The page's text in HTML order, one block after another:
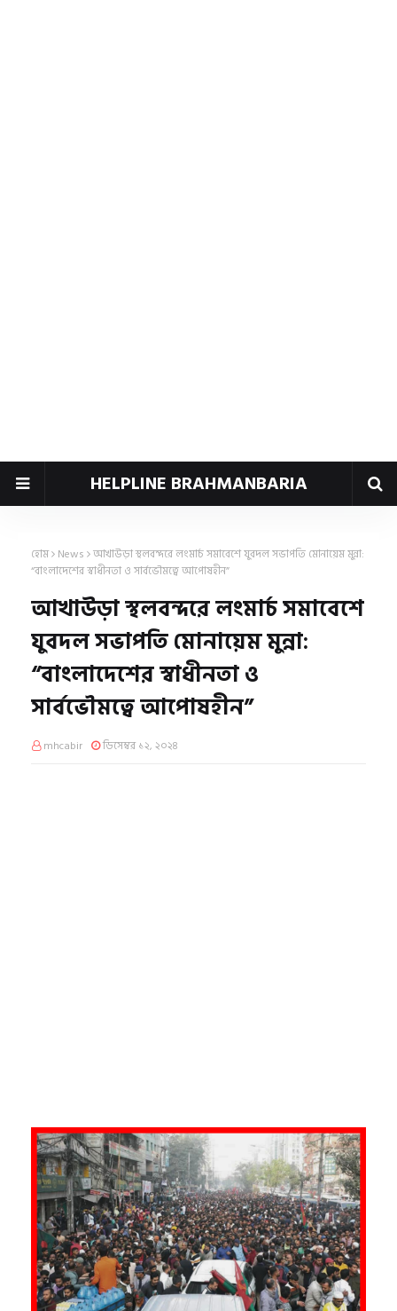
HELPLINE BRAHMANBARIA
হোম News আখাউড়া স্থলবন্দরে লংমার্চ সমাবেশে যুবদল সভাপতি মোনায়েম মুন্না:
“বাংলাদেশের স্বাধীনতা ও সার্বভৌমত্বে আপোষহীন”
আখাউড়া স্থলবন্দরে লংমার্চ সমাবেশে
যুবদল সভাপতি মোনায়েম মুন্না:
“বাংলাদেশের স্বাধীনতা ও
সার্বভৌমত্বে আপোষহীন”
mhcabir ডিসেম্বর ১২, ২০২৪